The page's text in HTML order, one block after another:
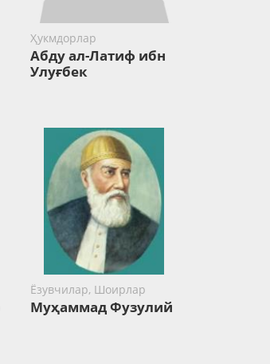
Ҳукмдорлар
Абду ал-Латиф ибн
Улуғбек
Ёзувчилар, Шоирлар
Муҳаммад Фузулий